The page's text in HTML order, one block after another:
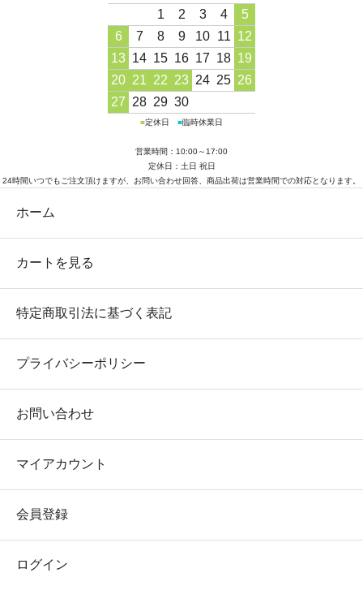
1
2 3 4
5
6
7 8 9 10 11 12
13 14 15 16 17 18 19
20 21 22 23 24 25 26
27 28 29 30
■定休日 ■臨時休業日
営業時間：10:00～17:00
定休日：土日 祝日
24時間いつでもご注文頂けますが、お問い合わせ回答、商品出荷は営業時間での対応となります。
ホーム
カートを見る
特定商取引法に基づく表記
プライバシーポリシー
お問い合わせ
マイアカウント
会員登録
ログイン